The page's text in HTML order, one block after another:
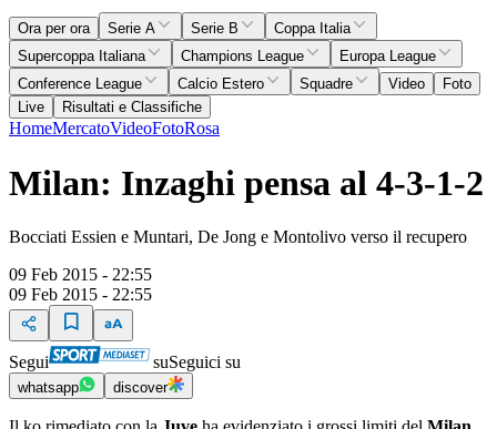
Ora per ora Serie A Serie B
Coppa Italia
Supercoppa Italiana
Champions League
Europa League
Conference League
Calcio Estero Squadre Video
Foto
Live
Risultati e Classifiche
HomeMercatoVideoFotoRosa
Milan: Inzaghi pensa al 4-3-1-2
Bocciati Essien e Muntari, De Jong e Montolivo verso il recupero
09 Feb 2015 - 22:55
09 Feb 2015 - 22:55
Segui suSeguici su
whatsapp discover